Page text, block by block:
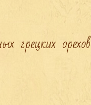
грецких орехов